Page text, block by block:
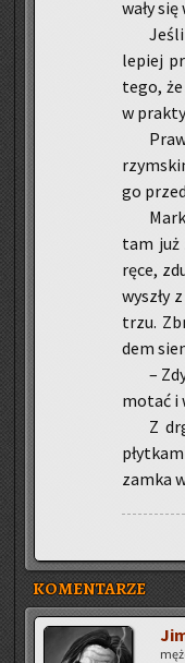
wa­ły
le­piej
tego,
w
go
tam już
ręce,
wy­szły
trzu.
dem
–
mo­tać i
Z
zamka
KOMENTARZE